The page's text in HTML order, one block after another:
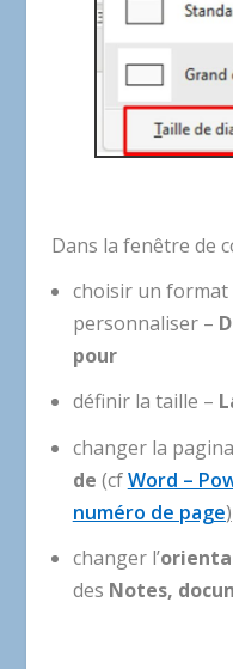
Dans la fenêtre de
choisir un format
personnaliser –
pour
définir la taille –
changer la
de (cfWord –
numéro de page)
changer l’
des Notes,